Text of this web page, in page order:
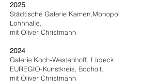
2025
Städtische Galerie Kamen,Monopol
Lohnhalle,
mit Oliver Christmann
2024
Galerie Koch-Westenhoff, Lübeck
EUREGIO-Kunstkreis, Bocholt,
mit Oliver Christmann